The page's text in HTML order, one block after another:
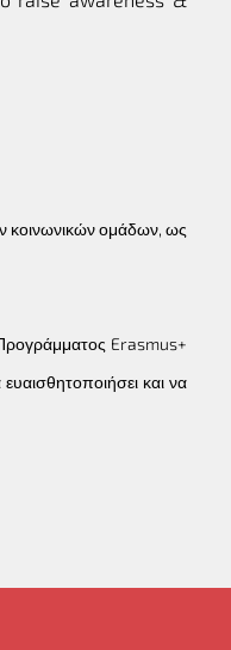
κοινωνικών ομάδων, ως
Erasmus+
και να